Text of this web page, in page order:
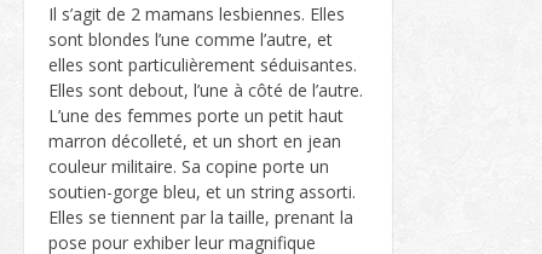
Il s’agit de 2 mamans lesbiennes. Elles
sont blondes l’une comme l’autre, et
elles sont particulièrement séduisantes.
Elles sont debout, l’une à côté de l’autre.
L’une des femmes porte un petit haut
marron décolleté, et un short en jean
couleur militaire. Sa copine porte un
soutien-gorge bleu, et un string assorti.
Elles se tiennent par la taille, prenant la
pose pour exhiber leur magnifique